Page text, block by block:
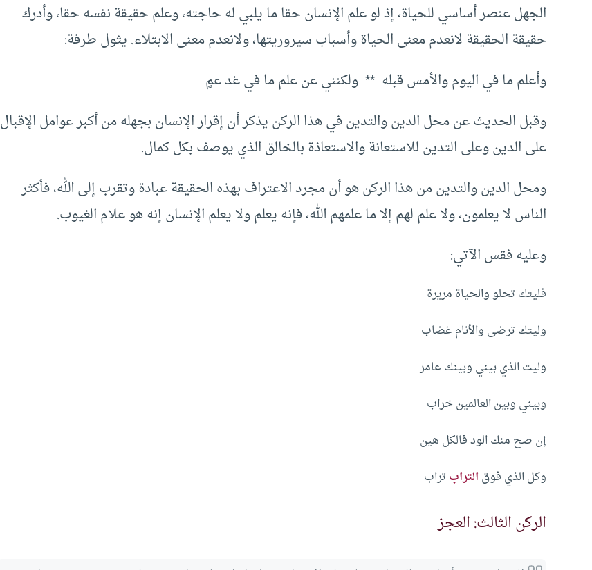
الجهل عنصر أساسي للحياة، إذ لو علم الإنسان حقا ما يلبي له حاجته، وعلم حقيقة نفسه حقا، وأدرك
حقيقة الحقيقة لانعدم معنى الحياة وأسباب سيروريتها، ولانعدم معنى الابتلاء. يثول طرفة:
وأعلم ما في اليوم والأمس قبله ** ولكنني عن علم ما في غد عمٍ
وقبل الحديث عن محل الدين والتدين في هذا الركن يذكر أن إقرار الإنسان بجهله من أكبر عوامل الإقبال
على الدين وعلى التدين للاستعانة والاستعاذة بالخالق الذي يوصف بكل كمال.
ومحل الدين والتدين من هذا الركن هو أن مجرد الاعتراف بهذه الحقيقة عبادة وتقرب إلى الله، فأكثر
الناس لا يعلمون، ولا علم لهم إلا ما علمهم الله، فإنه يعلم ولا يعلم الإنسان إنه هو علام الغيوب.
وعليه فقس الآتي:
فليتك تحلو والحياة مريرة
وليتك ترضى والأنام غضاب
وليت الذي بيني وبينك عامر
وبيني وبين العالمين خراب
إن صح منك الود فالكل هين
وكل الذي فوق التراب تراب
الركن الثالث: العجز